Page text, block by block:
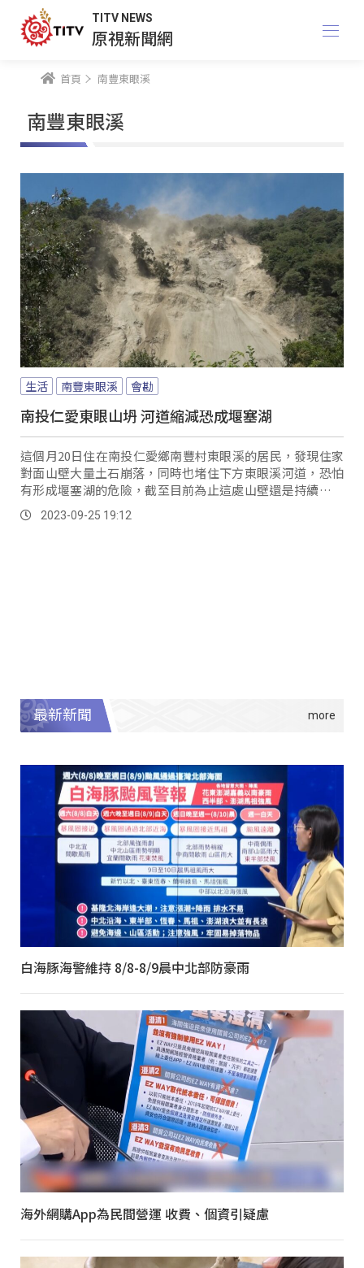
TITV NEWS
原視新聞網
首頁 南豐東眼溪
南豐東眼溪
生活 南豐東眼溪 會勘
南投仁愛東眼山坍 河道縮減恐成堰塞湖
這個月20日住在南投仁愛鄉南豐村東眼溪的居民，發現住家
對面山壁大量土石崩落，同時也堵住下方東眼溪河道，恐怕
有形成堰塞湖的危險，截至目前為止這處山壁還是持續有土
石滑落。
2023-09-25 19:12
最新新聞
白海豚海警維持 8/8-8/9晨中北部防豪雨
海外網購App為民間營運 收費、個資引疑慮